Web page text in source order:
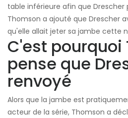
table inférieure afin que Drescher
Thomson a ajouté que Drescher
qu'elle allait jeter sa jambe cette
C'est pourquoi
pense que
renvoyé
Alors que la jambe est
acteur de la série, Thomson a